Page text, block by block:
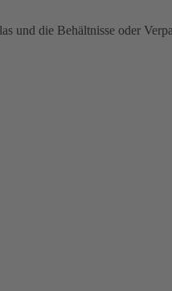
und die Behältnisse oder